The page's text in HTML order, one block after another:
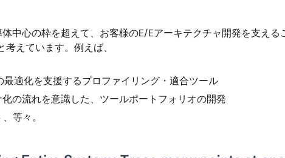
中心の枠を超えて、お客様のE/Eアーキテクチャ開発を支え
えています。例えば、
適化を支援するプロファイリング・適合ツール
の流れを意識した、ツールポートフォリオの開発
等々。